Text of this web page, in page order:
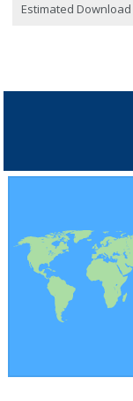
Estimated Download